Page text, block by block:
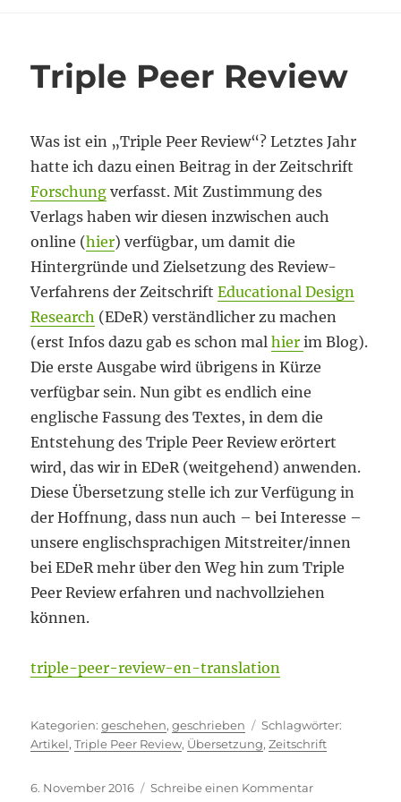
des
Lesens
Triple Peer Review
Was ist ein „Triple Peer Review“? Letztes Jahr
hatte ich dazu einen Beitrag in der Zeitschrift
Forschung verfasst. Mit Zustimmung des
Verlags haben wir diesen inzwischen auch
online (hier) verfügbar, um damit die
Hintergründe und Zielsetzung des Review-
Verfahrens der ZeitschriftEducational Design
Research (EDeR) verständlicher zu machen
(erst Infos dazu gab es schon malhierim Blog).
Die erste Ausgabe wird übrigens in Kürze
verfügbar sein. Nun gibt es endlich eine
englische Fassung des Textes, in dem die
Entstehung des Triple Peer Review erörtert
wird, das wir in EDeR (weitgehend) anwenden.
Diese Übersetzung stelle ich zur Verfügung in
der Hoffnung, dass nun auch – bei Interesse –
unsere englischsprachigen Mitstreiter/innen
bei EDeR mehr über den Weg hin zum Triple
Peer Review erfahren und nachvollziehen
können.
triple-peer-review-en-translation
Kategorien
geschehen,geschrieben
Artikel,Triple Peer Review, Übersetzung,Zeitschrift
Veröffentlicht
6. November 2016 Schreibe einen Kommentarzu